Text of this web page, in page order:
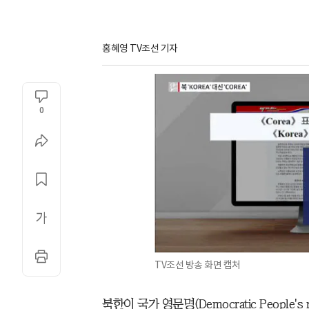
홍혜영 TV조선 기자
0
TV조선 방송 화면 캡처
북한이 국가 영문명(Democratic